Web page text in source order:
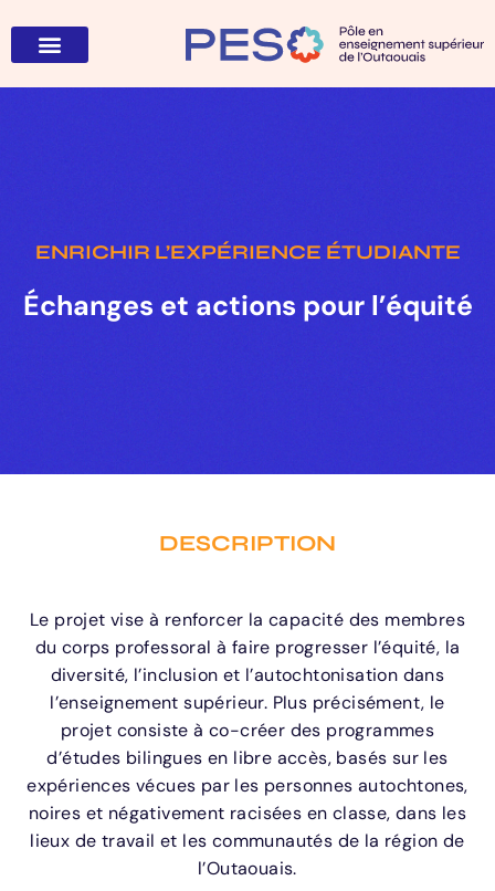
ENRICHIR L’EXPÉRIENCE ÉTUDIANTE
Échanges et actions pour l’équité
DESCRIPTION
Le projet vise à renforcer la capacité des membres
du corps professoral à faire progresser l’équité, la
diversité, l’inclusion et l’autochtonisation dans
l’enseignement supérieur. Plus précisément, le
projet consiste à co-créer des programmes
d’études bilingues en libre accès, basés sur les
expériences vécues par les personnes autochtones,
noires et négativement racisées en classe, dans les
lieux de travail et les communautés de la région de
l’Outaouais.